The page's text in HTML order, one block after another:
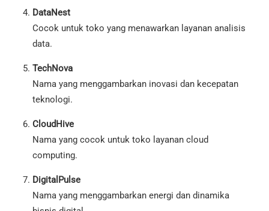
DataNest
Cocok untuk toko yang menawarkan layanan analisis
data.
TechNova
Nama yang menggambarkan inovasi dan kecepatan
teknologi.
CloudHive
Nama yang cocok untuk toko layanan cloud
computing.
DigitalPulse
Nama yang menggambarkan energi dan dinamika